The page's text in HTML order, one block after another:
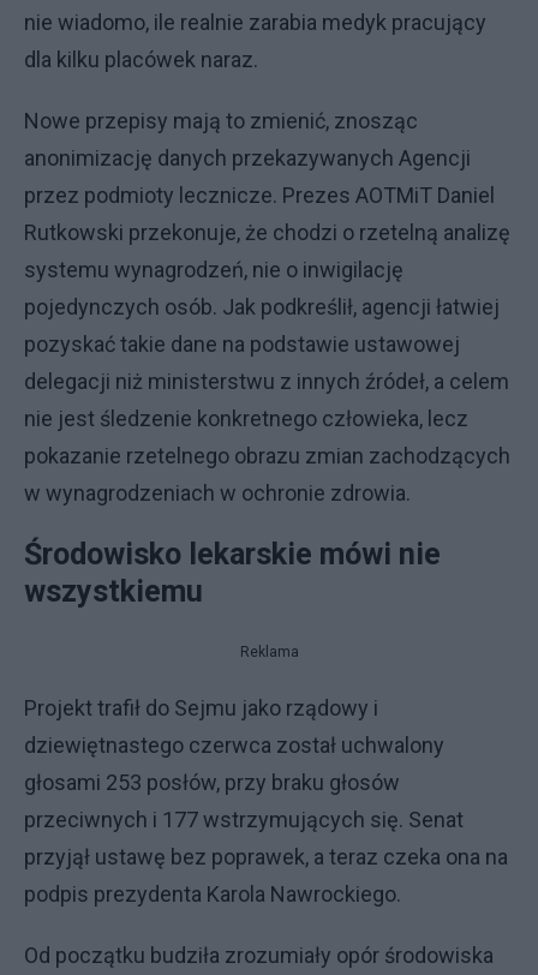
nie wiadomo, ile realnie zarabia medyk pracujący
dla kilku placówek naraz.
Nowe przepisy mają to zmienić, znosząc
anonimizację danych przekazywanych Agencji
przez podmioty lecznicze. Prezes AOTMiT Daniel
Rutkowski przekonuje, że chodzi o rzetelną analizę
systemu wynagrodzeń, nie o inwigilację
pojedynczych osób. Jak podkreślił, agencji łatwiej
pozyskać takie dane na podstawie ustawowej
delegacji niż ministerstwu z innych źródeł, a celem
nie jest śledzenie konkretnego człowieka, lecz
pokazanie rzetelnego obrazu zmian zachodzących
w wynagrodzeniach w ochronie zdrowia.
Środowisko lekarskie mówi nie
wszystkiemu
Reklama
Projekt trafił do Sejmu jako rządowy i
dziewiętnastego czerwca został uchwalony
głosami 253 posłów, przy braku głosów
przeciwnych i 177 wstrzymujących się. Senat
przyjął ustawę bez poprawek, a teraz czeka ona na
podpis prezydenta Karola Nawrockiego.
Od początku budziła zrozumiały opór środowiska